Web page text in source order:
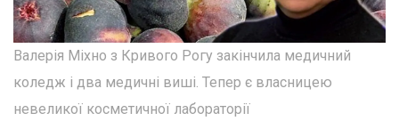
Валерія Міхно з Кривого Рогу закінчила медичний
коледж і два медичні виші. Тепер є власницею
невеликої косметичної лабораторії